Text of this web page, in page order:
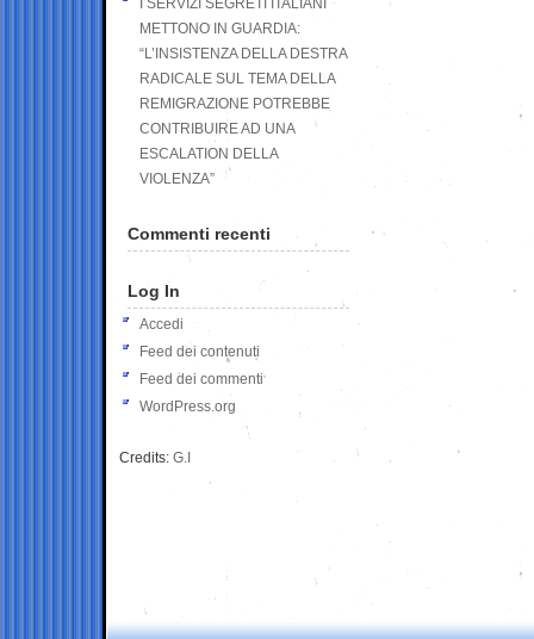
I SERVIZI SEGRETI ITALIANI
METTONO IN GUARDIA:
“L’INSISTENZA DELLA DESTRA
RADICALE SUL TEMA DELLA
REMIGRAZIONE POTREBBE
CONTRIBUIRE AD UNA
ESCALATION DELLA
VIOLENZA”
Commenti recenti
Log In
Accedi
Feed dei contenuti
Feed dei commenti
WordPress.org
Credits: G.I